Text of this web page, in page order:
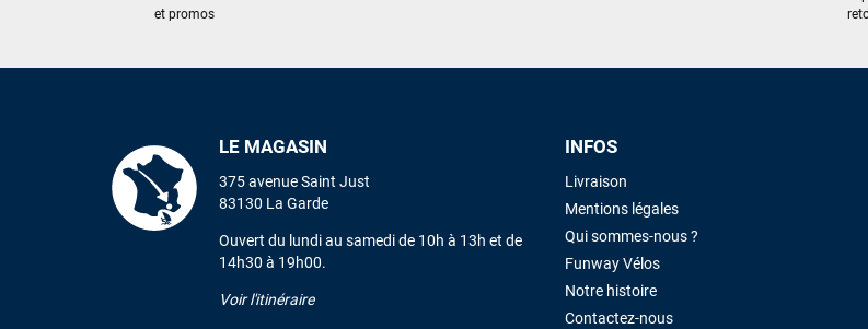
et promos
LE MAGASIN
375 avenue Saint Just
83130 La Garde
Ouvert du lundi au samedi de 10h à 13h et de
14h30 à 19h00.
Voir l'itinéraire
INFOS
Livraison
Mentions légales
Qui sommes-nous ?
Funway Vélos
Notre histoire
Contactez-nous
excellent prix et en plus super sympas. Merci encore
J'ai acheté une voile d'occasion depuis Tahiti. Super
VOIR TOUS LES AVIS